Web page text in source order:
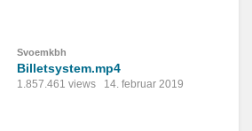
Svoemkbh
Billetsystem.mp4
1.857.461 views 14. februar 2019